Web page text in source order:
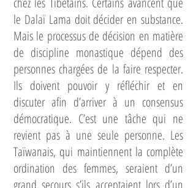
le Dalaï Lama doit décider en substance.
Mais le processus de décision en matière
de discipline monastique dépend des
personnes chargées de la faire respecter.
Ils doivent pouvoir y réfléchir et en
discuter afin d’arriver à un consensus
démocratique. C’est une tâche qui ne
revient pas à une seule personne. Les
Taïwanais, qui maintiennent la complète
ordination des femmes, seraient d’un
grand secours s’ils acceptaient lors d’un